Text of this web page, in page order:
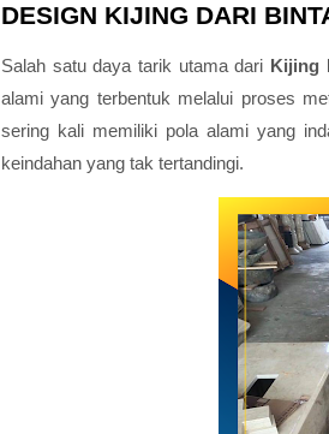
DESIGN KIJING DARI
Salah satu daya tarik utama dari Kijing
alami yang terbentuk melalui proses
sering kali memiliki pola alami yang
keindahan yang tak tertandingi.